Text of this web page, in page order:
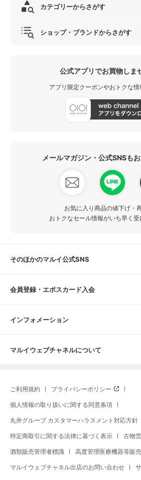
カテゴリーからさがす
ショップ・ブランドからさがす
公式アプリでお買物しま
アプリ限定クーポンやおトクな情
メールマガジン・公式SNSも
お気に入り商品の値下げ・
おトクなセール情報がいち早く受
そのほかのマルイ公式SNS
会員登録・エポスカード入会
インフォメーション
マルイウェブチャネルについて
ご利用規約 プライバシーポリシー
個人情報の取り扱いに関する同意条項
丸井グループ カスタマーハラスメント対応方針
特定商取引に関する法律に基づく表示 古物
酒類販売管理者標識 高度管理医療機器等販
マルイウェブチャネル出店のお問い合わせ